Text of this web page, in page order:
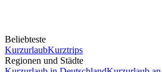
Beliebteste
KurzurlaubKurztrips
Regionen und Städte